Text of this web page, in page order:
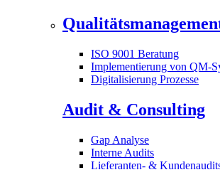
ISO 9001 Beratung
Implementierung von QM-
Digitalisierung Prozesse
Audit & Consulting
Gap Analyse
Interne Audits
Lieferanten- &